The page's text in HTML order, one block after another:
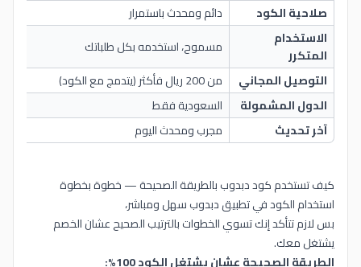
صلاحية الكود
دائم ومحدث باستمرار
الاستخدام
المتكرر
مسموح، استخدمه بكل طلباتك
التوصيل المجاني
من 200 ريال فأكثر (يتدمج مع الكود)
الدول المشمولة
السعودية فقط
آخر تحديث
مجرب ومحدث اليوم
كيف تستخدم كود دبدوب بالطريقة الصحيحة — خطوة بخطوة
استخدام الكود في تطبيق دبدوب سهل ومباشر،
بس لازم تتأكد إنك تسوي الخطوات بالترتيب الصحيح عشان الخصم
يشتغل معك.
الطريقة الصحيحة عشان يشتغل الكود 100%: